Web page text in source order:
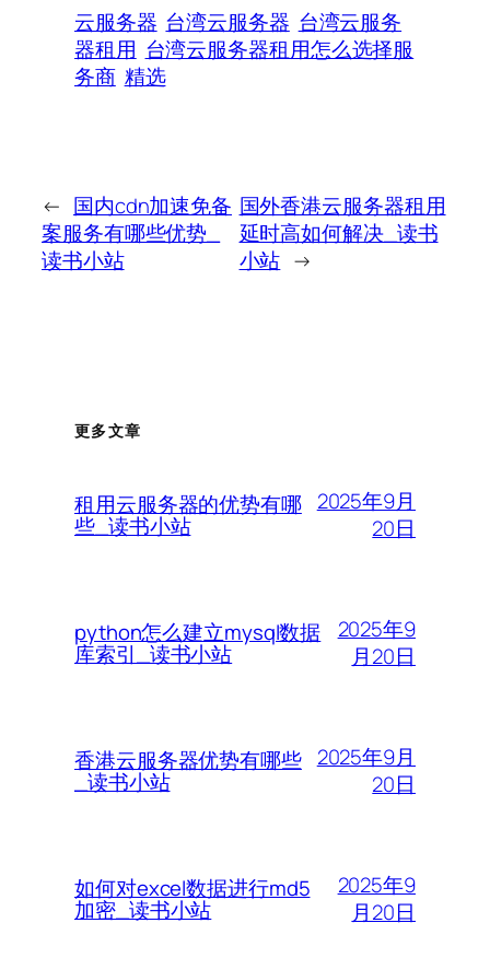
云服务器 台湾云服务器 台湾云服务
器租用 台湾云服务器租用怎么选择服
务商 精选
← 国内cdn加速免备
案服务有哪些优势_
读书小站
国外香港云服务器租用
延时高如何解决_读书
小站 →
更多文章
租用云服务器的优势有哪
些_读书小站
2025年9月
20日
python怎么建立mysql数据
库索引_读书小站
2025年9
月20日
香港云服务器优势有哪些
_读书小站
2025年9月
20日
如何对excel数据进行md5
加密_读书小站
2025年9
月20日